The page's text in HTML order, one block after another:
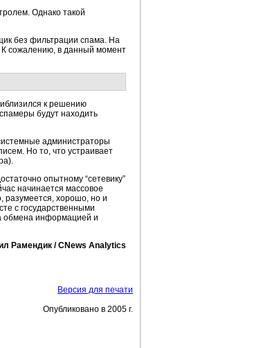
Однако такой
без фильтрации спама. На
К сожалению, в данный момент
к решению
будут находить
администраторы
Но то, что устраивает
опытному “сетевику”
начинается массовое
разумеется, хорошо, но и
с государственными
обмена информацией и
Рамендик / CNews Analytics
Версия для печати
Опубликовано в 2005 г.